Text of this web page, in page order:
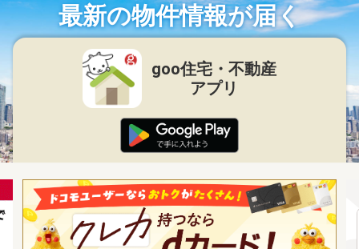
最新の物件情報が届く
goo住宅・不動産
アプリ